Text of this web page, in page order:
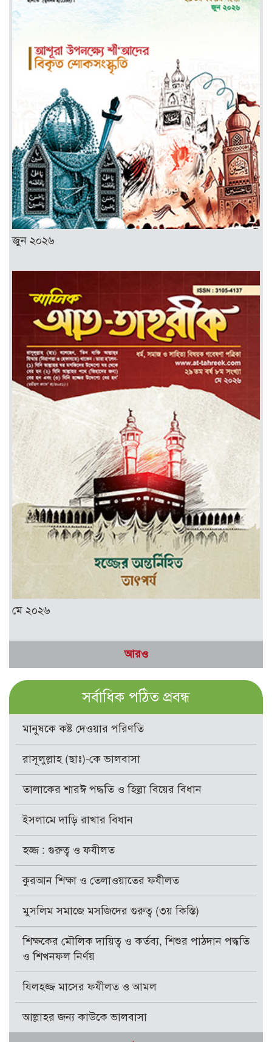
জুন ২০২৬
মে ২০২৬
আরও
সর্বাধিক পঠিত প্রবন্ধ
মানুষকে কষ্ট দেওয়ার পরিণতি
রাসূলুল্লাহ (ছাঃ)-কে ভালবাসা
তালাকের শারঈ পদ্ধতি ও হিল্লা বিয়ের বিধান
ইসলামে দাড়ি রাখার বিধান
হজ্জ : গুরুত্ব ও ফযীলত
কুরআন শিক্ষা ও তেলাওয়াতের ফযীলত
মুসলিম সমাজে মসজিদের গুরুত্ব (৩য় কিস্তি)
শিক্ষকের মৌলিক দায়িত্ব ও কর্তব্য, শিশুর পাঠদান পদ্ধতি
ও শিখনফল নির্ণয়
যিলহজ্জ মাসের ফযীলত ও আমল
আল্লাহর জন্য কাউকে ভালবাসা